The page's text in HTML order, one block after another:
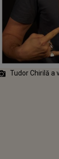
Tudor Chirilă a